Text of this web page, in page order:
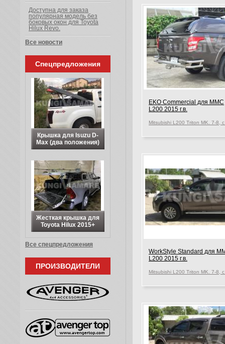
EKO Commercial для MMC
L200 2015 г.в.
WorkStyle Standard для
L200 2015 г.в.
Доступна для заказа
популярная модель без
боковых окон для Toyota
Hilux Revo.
Все новости
Спецпредложения
Крышка для Isuzu D-
Max (два положения)
Жесткая крышка для
Toyota Hilux 2015+
Все спецпредложения
ПРОИЗВОДИТЕЛИ